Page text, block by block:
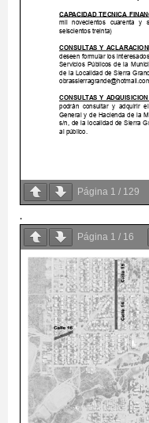
Página 1 / 129
.
Página 1 / 16